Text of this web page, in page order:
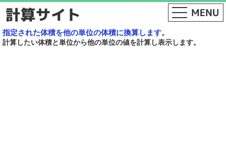
指定された体積を他の単位の体積に換算します。
計算したい体積と単位から他の単位の値を計算し表示します。